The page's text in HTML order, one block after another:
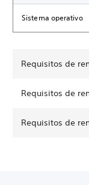
Sistema operativo
Requisitos de
Requisitos de
Requisitos de